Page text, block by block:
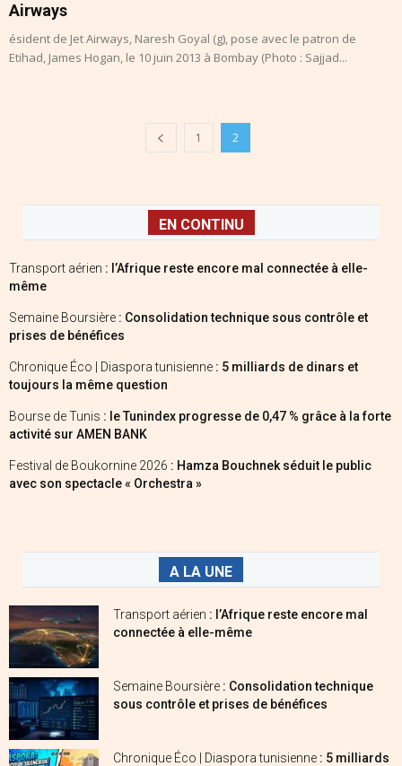
Airways
ésident de Jet Airways, Naresh Goyal (g), pose avec le patron de
Etihad, James Hogan, le 10 juin 2013 à Bombay (Photo : Sajjad...
1 2
EN CONTINU
Transport aérien : l’Afrique reste encore mal connectée à elle-
même
Semaine Boursière : Consolidation technique sous contrôle et
prises de bénéfices
Chronique Éco | Diaspora tunisienne : 5 milliards de dinars et
toujours la même question
Bourse de Tunis : le Tunindex progresse de 0,47 % grâce à la forte
activité sur AMEN BANK
Festival de Boukornine 2026 : Hamza Bouchnek séduit le public
avec son spectacle « Orchestra »
A LA UNE
Transport aérien : l’Afrique reste encore mal
connectée à elle-même
Semaine Boursière : Consolidation technique
sous contrôle et prises de bénéfices
Chronique Éco | Diaspora tunisienne : 5 milliards